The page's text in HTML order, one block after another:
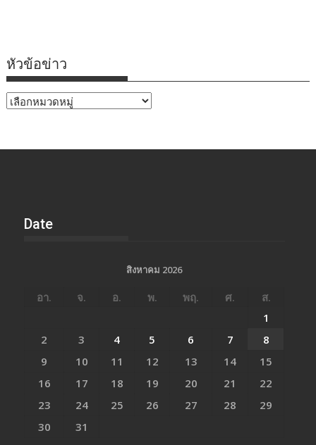
หัวข้อข่าว
หัวข้อ
Date
สิงหาคม 2026
อา. จ. อ. พ. พฤ. ศ.
ส.
1
2
3 4 5 6 7
8
9
10 11 12 13 14
15
16
17 18 19 20 21
22
23
24 25 26 27 28
29
30
31